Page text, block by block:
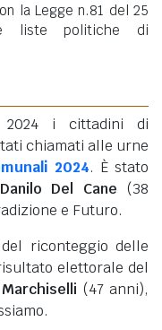
la Legge n.81 del 25
liste politiche di
i cittadini di
chiamati alle urne
2024. È stato
Danilo Del Cane (38
e Futuro.
riconteggio delle
elettorale del
(47 anni),